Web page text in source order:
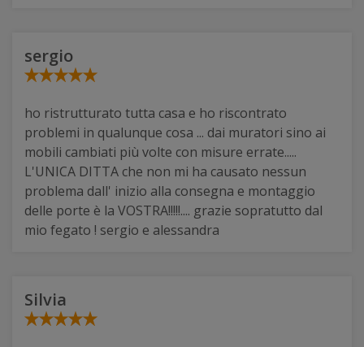
sergio
ho ristrutturato tutta casa e ho riscontrato
problemi in qualunque cosa ... dai muratori sino ai
mobili cambiati più volte con misure errate.....
L'UNICA DITTA che non mi ha causato nessun
problema dall' inizio alla consegna e montaggio
delle porte è la VOSTRA!!!!!.... grazie sopratutto dal
mio fegato ! sergio e alessandra
Silvia